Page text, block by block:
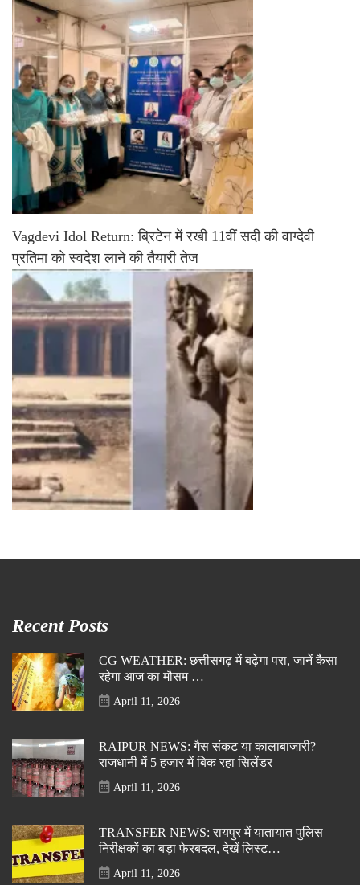
Vagdevi Idol Return: ब्रिटेन में रखी 11वीं सदी की वाग्देवी
प्रतिमा को स्वदेश लाने की तैयारी तेज
Recent Posts
CG WEATHER: छत्तीसगढ़ में बढ़ेगा परा, जानें कैसा
रहेगा आज का मौसम …
April 11, 2026
RAIPUR NEWS: गैस संकट या कालाबाजारी?
राजधानी में 5 हजार में बिक रहा सिलेंडर
April 11, 2026
TRANSFER NEWS: रायपुर में यातायात पुलिस
निरीक्षकों का बड़ा फेरबदल, देखें लिस्ट…
April 11, 2026